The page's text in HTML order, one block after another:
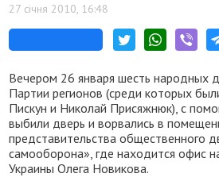
27 січня 2010, 16:48
Вечером 26 января шесть народных
Партии регионов (среди которых
Пискун и Николай Присяжнюк), с
выбили дверь и ворвались в
представительства общественного
самооборона», где находится офис
Украины Олега Новикова.